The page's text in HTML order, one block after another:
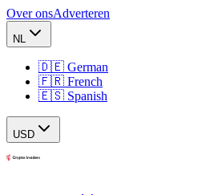
Over onsAdverteren
NL
🇩🇪 German
🇫🇷 French
🇪🇸 Spanish
USD